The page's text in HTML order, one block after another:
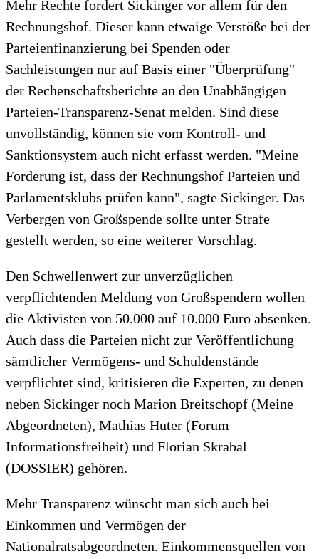
Mehr Rechte fordert Sickinger vor allem für den
Rechnungshof. Dieser kann etwaige Verstöße bei der
Parteienfinanzierung bei Spenden oder
Sachleistungen nur auf Basis einer "Überprüfung"
der Rechenschaftsberichte an den Unabhängigen
Parteien-Transparenz-Senat melden. Sind diese
unvollständig, können sie vom Kontroll- und
Sanktionsystem auch nicht erfasst werden. "Meine
Forderung ist, dass der Rechnungshof Parteien und
Parlamentsklubs prüfen kann", sagte Sickinger. Das
Verbergen von Großspende sollte unter Strafe
gestellt werden, so eine weiterer Vorschlag.
Den Schwellenwert zur unverzüglichen
verpflichtenden Meldung von Großspendern wollen
die Aktivisten von 50.000 auf 10.000 Euro absenken.
Auch dass die Parteien nicht zur Veröffentlichung
sämtlicher Vermögens- und Schuldenstände
verpflichtet sind, kritisieren die Experten, zu denen
neben Sickinger noch Marion Breitschopf (Meine
Abgeordneten), Mathias Huter (Forum
Informationsfreiheit) und Florian Skrabal
(DOSSIER) gehören.
Mehr Transparenz wünscht man sich auch bei
Einkommen und Vermögen der
Nationalratsabgeordneten. Einkommensquellen von